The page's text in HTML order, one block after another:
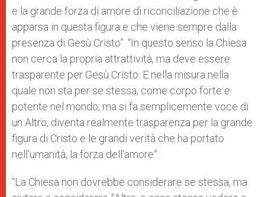
e la grande forza di amore di riconciliazione che è
apparsa in questa figura e che viene sempre dalla
presenza di Gesù Cristo”. “In questo senso la Chiesa
non cerca la propria attrattività, ma deve essere
trasparente per Gesù Cristo. E nella misura nella
quale non sta per se stessa, come corpo forte e
potente nel mondo, ma si fa semplicemente voce di
un Altro, diventa realmente trasparenza per la grande
figura di Cristo e le grandi verità che ha portato
nell’umanità, la forza dell’amore”.
“La Chiesa non dovrebbe considerare se stessa, ma